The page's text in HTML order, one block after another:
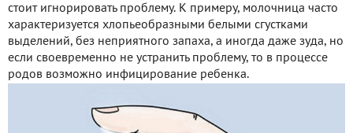
стоит игнорировать проблему. К примеру, молочница часто
характеризуется хлопьеобразными белыми сгустками
выделений, без неприятного запаха, а иногда даже зуда, но
если своевременно не устранить проблему, то в процессе
родов возможно инфицирование ребенка.